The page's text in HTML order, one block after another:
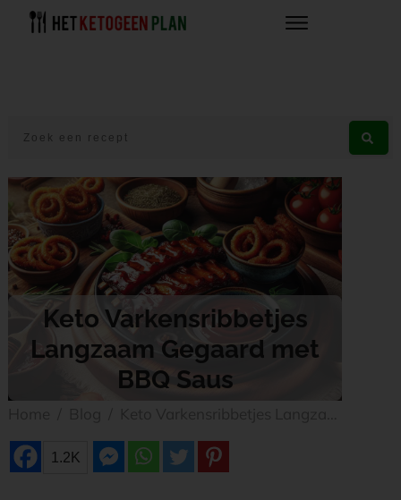
Keto Varkensribbetjes
Langzaam Gegaard met
BBQ Saus
1.2K